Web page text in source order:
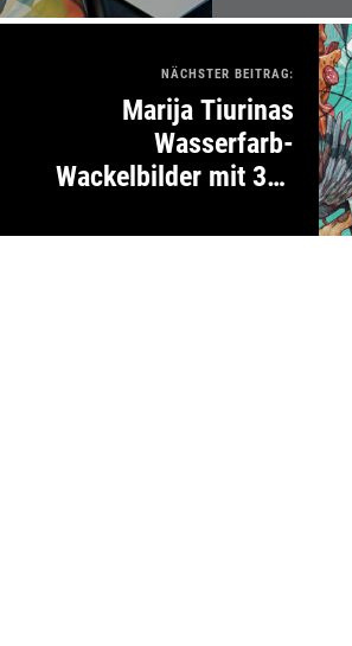
NÄCHSTER BEITRAG:
Marija Tiurinas
Wasserfarb-
Wackelbilder mit 3D-